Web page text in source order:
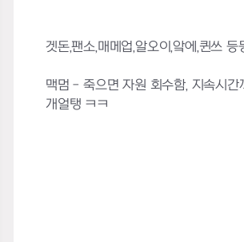
겟돈,팬소,매메업,알오이,앜에,퀸쓰
맥멈 - 죽으면 자원 회수함, 지속시간
개얼탱 ㅋㅋ